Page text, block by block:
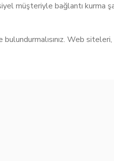
müşteriyle bağlantı kurma
Web